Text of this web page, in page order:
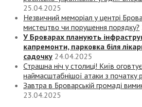
25.04.2025
Незвичний меморіал у центрі
мистецтво чи порушення порядку?
У Броварах планують
капремонти, парковка біля
садочку 24.04.2025
Страшна ніч у столиці! Київ
наймасштабнішої атаки з початку
Завтра в Броварській громаді
23.04.2025